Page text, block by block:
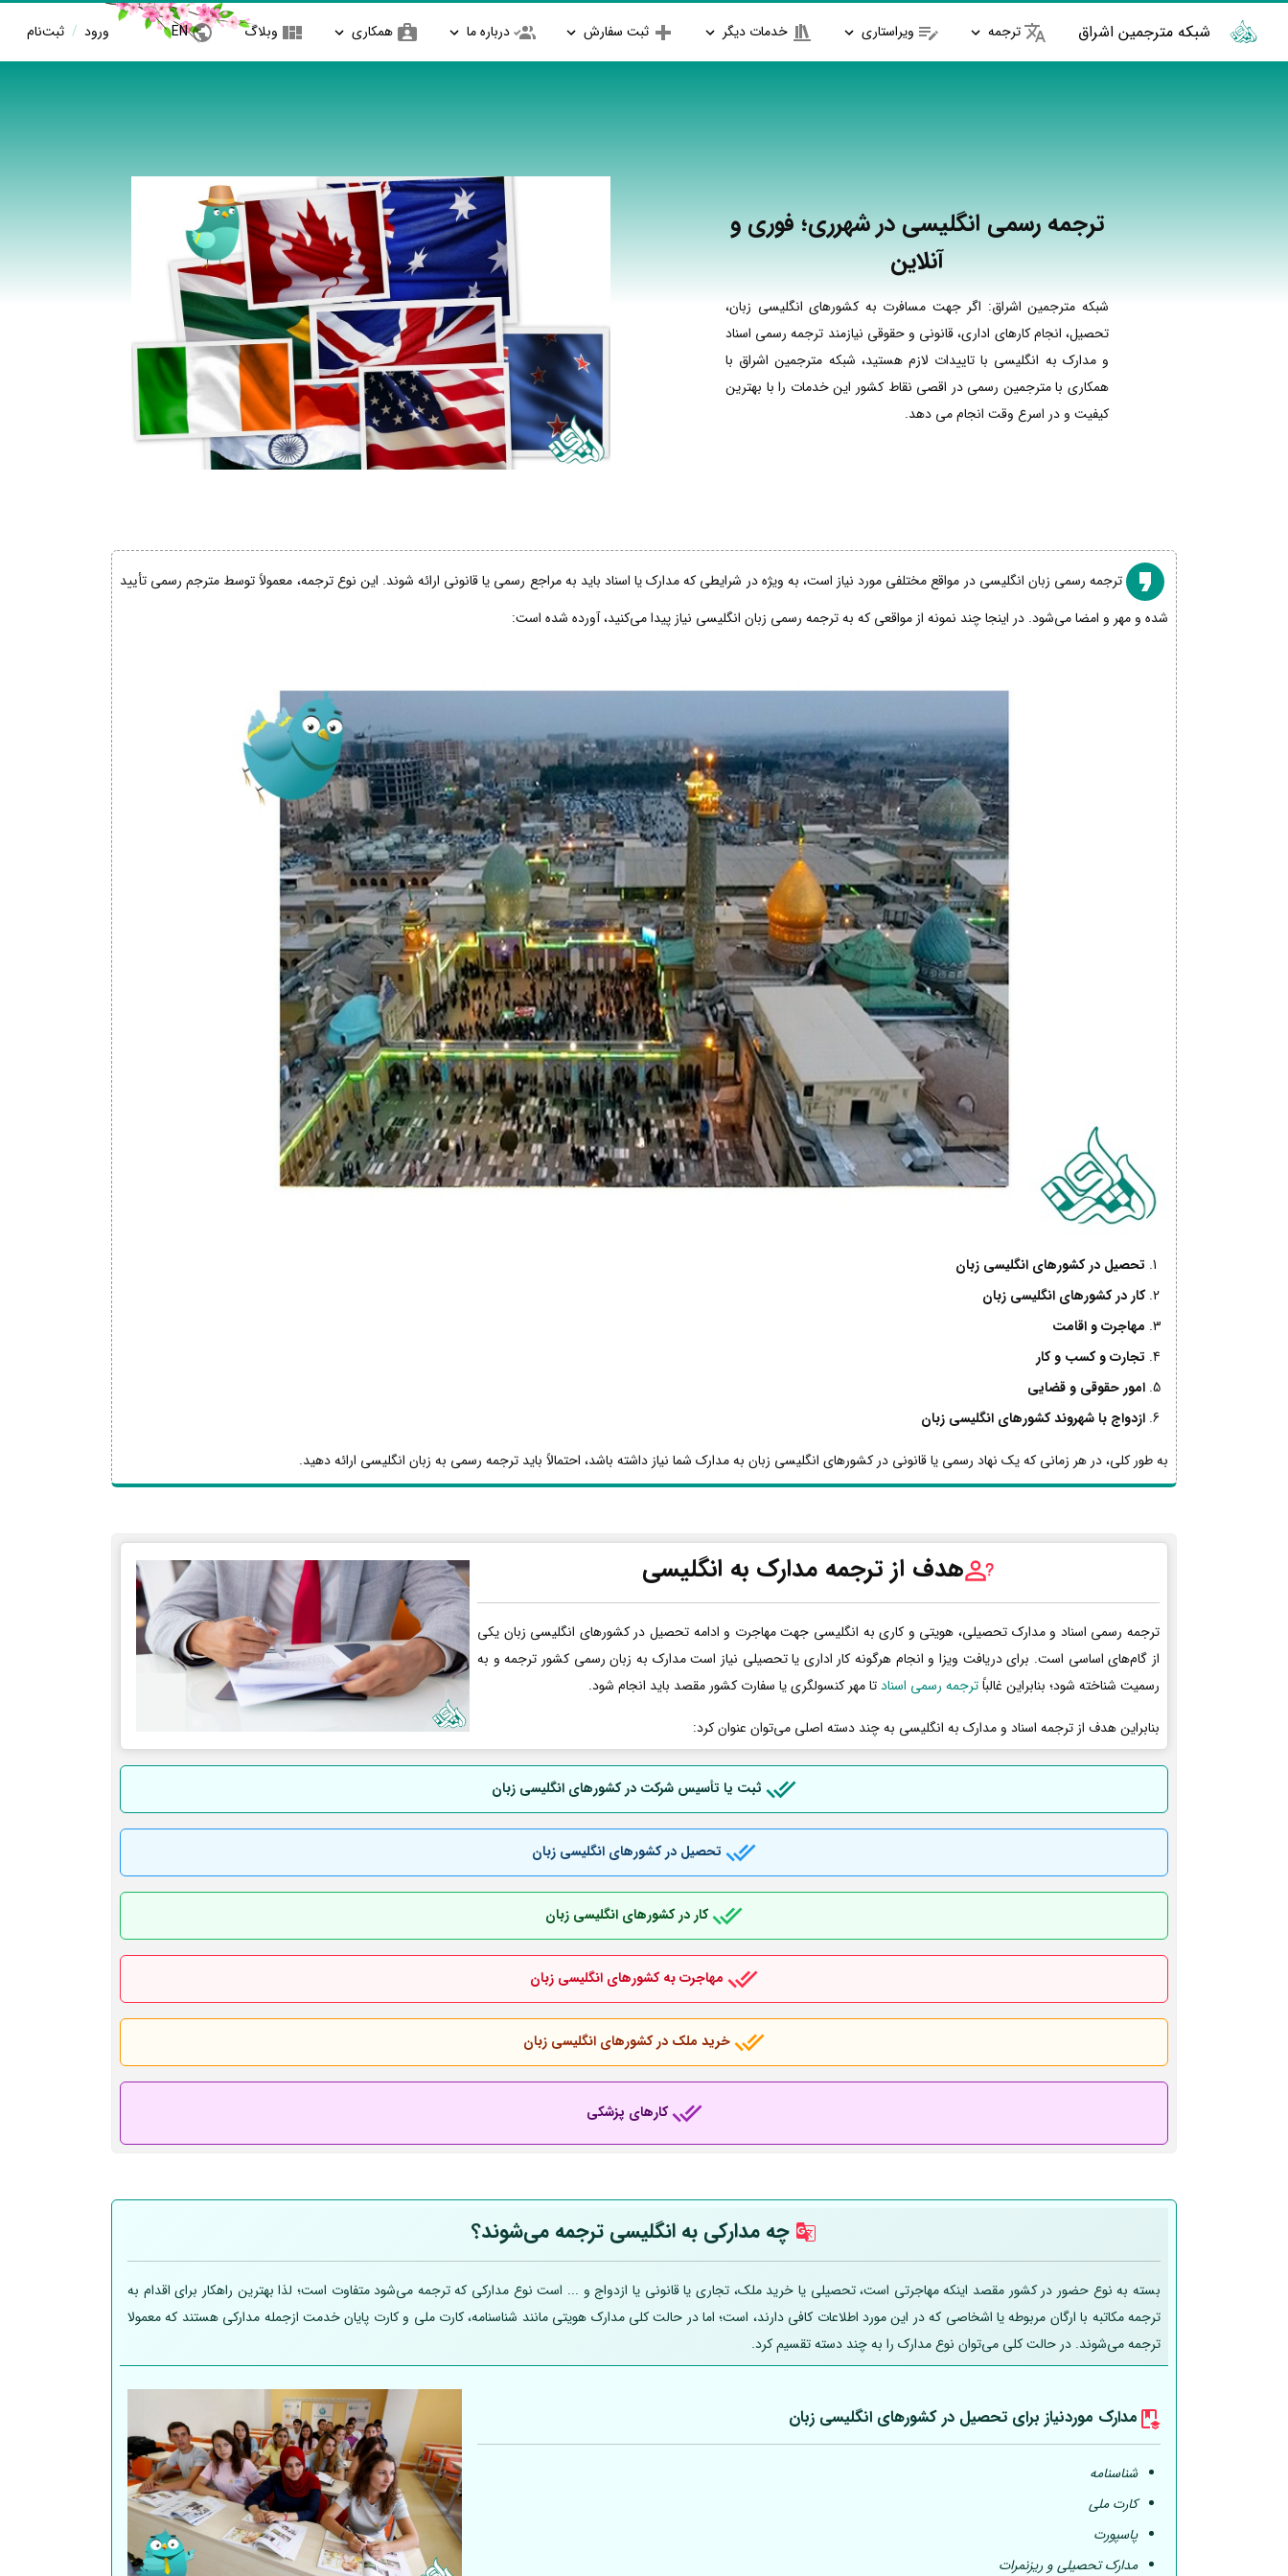
شبکه مترجمین اشراق ترجمه ویراستاری خدمات دیگر ثبت سفارش درباره ما همکاری وبلاگ EN ورود / ثبت‌نام
ترجمه رسمی انگلیسی در شهرری؛ فوری و
آنلاین
شبکه مترجمین اشراق: اگر جهت مسافرت به کشورهای انگلیسی زبان،
تحصیل، انجام کارهای اداری، قانونی و حقوقی نیازمند ترجمه رسمی اسناد
و مدارک به انگلیسی با تاییدات لازم هستید، شبکه مترجمین اشراق با
همکاری با مترجمین رسمی در اقصی نقاط کشور این خدمات را با بهترین
کیفیت و در اسرع وقت انجام می دهد.
ترجمه رسمی زبان انگلیسی در مواقع مختلفی مورد نیاز است، به ویژه در شرایطی که مدارک یا اسناد باید به مراجع رسمی یا قانونی ارائه شوند. این نوع ترجمه، معمولاً توسط مترجم رسمی تأیید
شده و مهر و امضا می‌شود. در اینجا چند نمونه از مواقعی که به ترجمه رسمی زبان انگلیسی نیاز پیدا می‌کنید، آورده شده است:
تحصیل در کشورهای انگلیسی زبان
کار در کشورهای انگلیسی زبان
مهاجرت و اقامت
تجارت و کسب و کار
امور حقوقی و قضایی
ازدواج با شهروند کشورهای انگلیسی زبان
به طور کلی، در هر زمانی که یک نهاد رسمی یا قانونی در کشورهای انگلیسی زبان به مدارک شما نیاز داشته باشد، احتمالاً باید ترجمه رسمی به زبان انگلیسی ارائه دهید.
هدف از ترجمه مدارک به انگلیسی
ترجمه رسمی اسناد و مدارک تحصیلی، هویتی و کاری به انگلیسی جهت مهاجرت و ادامه تحصیل در کشورهای انگلیسی زبان یکی
از گام‌های اساسی است. برای دریافت ویزا و انجام هرگونه کار اداری یا تحصیلی نیاز است مدارک به زبان رسمی کشور ترجمه و به
رسمیت شناخته شود؛ بنابراین غالباًترجمه رسمی اسنادتا مهر کنسولگری یا سفارت کشور مقصد باید انجام شود.
بنابراین هدف از ترجمه اسناد و مدارک به انگلیسی به چند دسته اصلی می‌توان عنوان کرد:
ثبت یا تأسیس شرکت در کشورهای انگلیسی زبان
تحصیل در کشورهای انگلیسی زبان
کار در کشورهای انگلیسی زبان
مهاجرت به کشورهای انگلیسی زبان
خرید ملک در کشورهای انگلیسی زبان
کارهای پزشکی
چه مدارکی به انگلیسی ترجمه می‌شوند؟
بسته به نوع حضور در کشور مقصد اینکه مهاجرتی است، تحصیلی یا خرید ملک، تجاری یا قانونی یا ازدواج و ... است نوع مدارکی که ترجمه می‌شود متفاوت است؛ لذا بهترین راهکار برای اقدام به
ترجمه مکاتبه با ارگان مربوطه یا اشخاصی که در این مورد اطلاعات کافی دارند، است؛ اما در حالت کلی مدارک هویتی مانند شناسنامه، کارت ملی و کارت پایان خدمت ازجمله مدارکی هستند که معمولا
ترجمه می‌شوند. در حالت کلی می‌توان نوع مدارک را به چند دسته تقسیم کرد.
مدارک موردنیاز برای تحصیل در کشورهای انگلیسی زبان
شناسنامه
کارت ملی
پاسپورت
مدارک تحصیلی و ریزنمرات